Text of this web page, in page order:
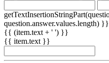
question.answer.values.length) }}
{{ (item.text + ' ') }}
{{ item.text }}